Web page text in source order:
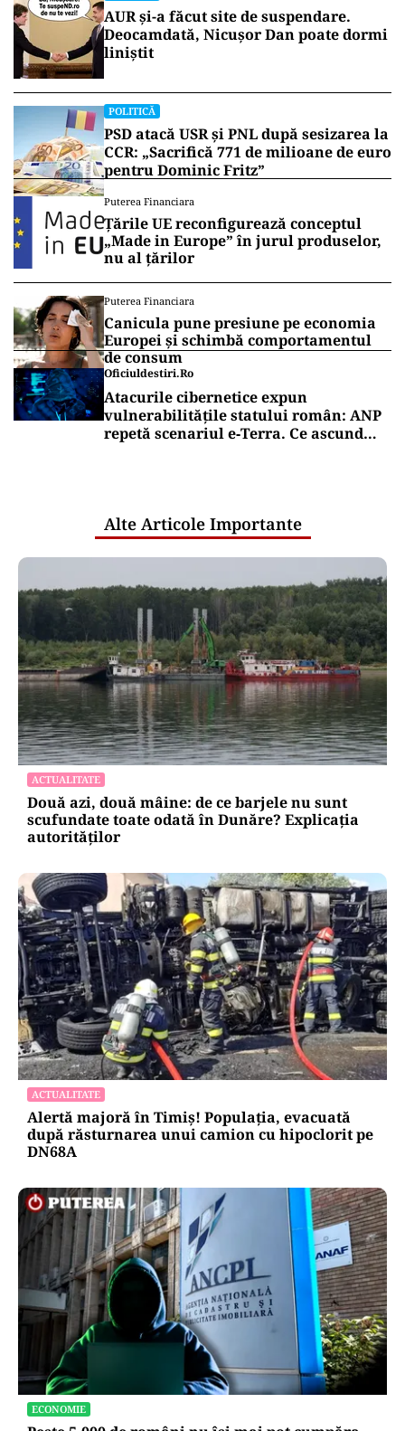
AUR și-a făcut site de suspendare.
Deocamdată, Nicușor Dan poate dormi
liniștit
POLITICĂ
PSD atacă USR și PNL după sesizarea la
CCR: „Sacrifică 771 de milioane de euro
pentru Dominic Fritz”
Puterea Financiara
Țările UE reconfigurează conceptul
„Made in Europe” în jurul produselor,
nu al țărilor
Puterea Financiara
Canicula pune presiune pe economia
Europei și schimbă comportamentul
de consum
Oficiuldestiri.ro
Atacurile cibernetice expun
vulnerabilitățile statului român: ANP
repetă scenariul e‑Terra. Ce ascund
Alte Articole Importante
ACTUALITATE
Două azi, două mâine: de ce barjele nu sunt
scufundate toate odată în Dunăre? Explicația
autorităților
ACTUALITATE
Alertă majoră în Timiș! Populația, evacuată
după răsturnarea unui camion cu hipoclorit pe
DN68A
ECONOMIE